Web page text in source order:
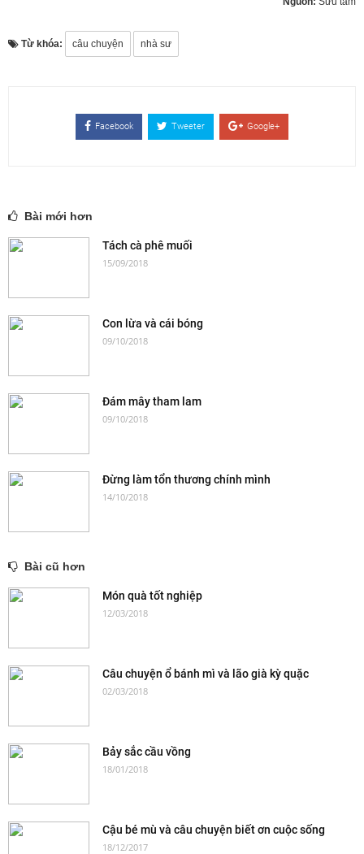
Từ khóa: câu chuyện nhà sư
Facebook Tweeter Google+
Bài mới hơn
Tách cà phê muối
15/09/2018
Con lừa và cái bóng
09/10/2018
Đám mây tham lam
09/10/2018
Đừng làm tổn thương chính mình
14/10/2018
Bài cũ hơn
Món quà tốt nghiệp
12/03/2018
Câu chuyện ổ bánh mì và lão già kỳ quặc
02/03/2018
Bảy sắc cầu vồng
18/01/2018
Cậu bé mù và câu chuyện biết ơn cuộc sống
18/12/2017